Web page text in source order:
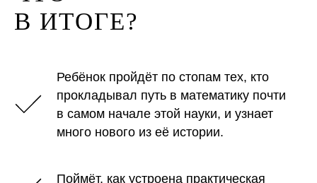
В ИТОГЕ?
Ребёнок пройдёт по стопам тех, кто
прокладывал путь в математику почти
в самом начале этой науки, и узнает
много нового из её истории.
Поймёт, как устроена практическая